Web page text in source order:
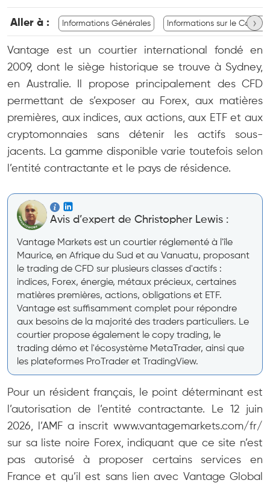
Aller à : Informations Générales Informations sur le Compte
›
Vantage est un courtier international fondé en
2009, dont le siège historique se trouve à Sydney,
en Australie. Il propose principalement des CFD
permettant de s’exposer au Forex, aux matières
premières, aux indices, aux actions, aux ETF et aux
cryptomonnaies sans détenir les actifs sous-
jacents. La gamme disponible varie toutefois selon
l’entité contractante et le pays de résidence.
Avis d’expert de Christopher Lewis :
Vantage Markets est un courtier réglementé à l'île
Maurice, en Afrique du Sud et au Vanuatu, proposant
le trading de CFD sur plusieurs classes d'actifs :
indices, Forex, énergie, métaux précieux, certaines
matières premières, actions, obligations et ETF.
Vantage est suffisamment complet pour répondre
aux besoins de la majorité des traders particuliers. Le
courtier propose également le copy trading, le
trading démo et l'écosystème MetaTrader, ainsi que
les plateformes ProTrader et TradingView.
Pour un résident français, le point déterminant est
l’autorisation de l’entité contractante. Le 12 juin
2026, l’AMF a inscrit www.vantagemarkets.com/fr/
sur sa liste noire Forex, indiquant que ce site n’est
pas autorisé à proposer certains services en
France et qu’il est sans lien avec Vantage Global